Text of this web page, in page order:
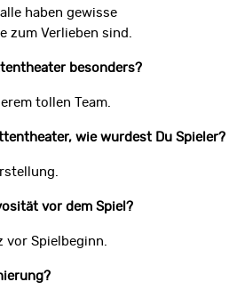
haben gewisse
zum Verlieben sind.
besonders?
tollen Team.
wie wurdest Du Spieler?
vor dem Spiel?
vor Spielbeginn.